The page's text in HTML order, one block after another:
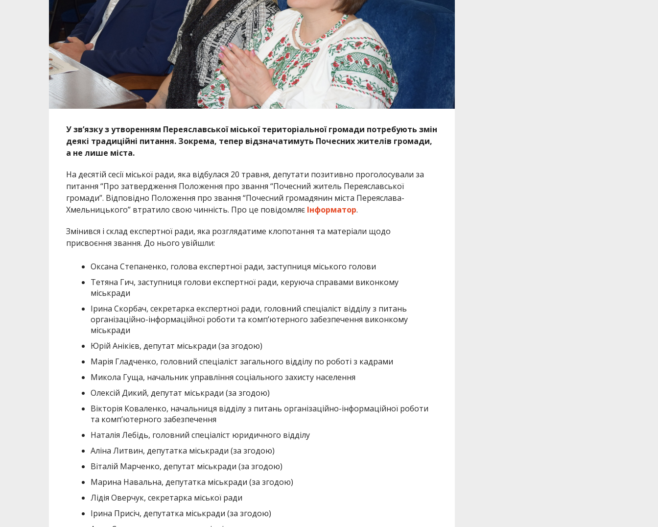
У зв’язку з утворенням Переяславської міської територіальної громади потребують змін
деякі традиційні питання. Зокрема, тепер відзначатимуть Почесних жителів громади,
а не лише міста.
На десятій сесії міської ради, яка відбулася 20 травня, депутати позитивно проголосували за
питання “Про затвердження Положення про звання “Почесний житель Переяславської
громади”. Відповідно Положення про звання “Почесний громадянин міста Переяслава-
Хмельницького” втратило свою чинність. Про це повідомляє Інформатор.
Змінився і склад експертної ради, яка розглядатиме клопотання та матеріали щодо
присвоєння звання. До нього увійшли:
Оксана Степаненко, голова експертної ради, заступниця міського голови
Тетяна Гич, заступниця голови експертної ради, керуюча справами виконкому
міськради
Ірина Скорбач, секретарка експертної ради, головний спеціаліст відділу з питань
організаційно-інформаційної роботи та комп’ютерного забезпечення виконкому
міськради
Юрій Анікієв, депутат міськради (за згодою)
Марія Гладченко, головний спеціаліст загального відділу по роботі з кадрами
Микола Гуща, начальник управління соціального захисту населення
Олексій Дикий, депутат міськради (за згодою)
Вікторія Коваленко, начальниця відділу з питань організаційно-інформаційної роботи
та комп’ютерного забезпечення
Наталія Лебідь, головний спеціаліст юридичного відділу
Аліна Литвин, депутатка міськради (за згодою)
Віталій Марченко, депутат міськради (за згодою)
Марина Навальна, депутатка міськради (за згодою)
Лідія Оверчук, секретарка міської ради
Ірина Присіч, депутатка міськради (за згодою)